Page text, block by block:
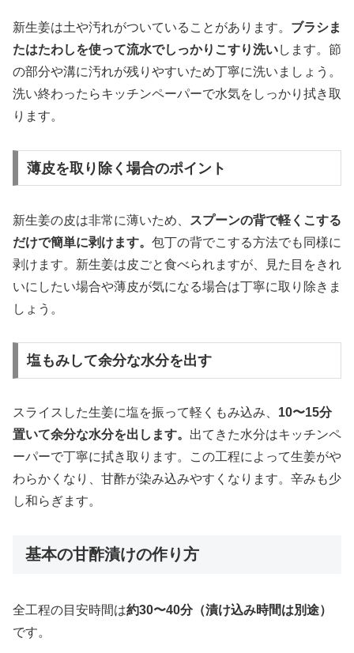
新生姜は土や汚れがついていることがあります。 ブラシま
たはたわしを使って流水でしっかりこすり洗いします。節
の部分や溝に汚れが残りやすいため丁寧に洗いましょう。
洗い終わったらキッチンペーパーで水気をしっかり拭き取
ります。
薄皮を取り除く場合のポイント
新生姜の皮は非常に薄いため、
スプーンの背で軽くこする
だけで簡単に剥けます。 包丁の背でこする方法でも同様に
剥けます。新生姜は皮ごと食べられますが、見た目をきれ
いにしたい場合や薄皮が気になる場合は丁寧に取り除きま
しょう。
塩もみして余分な水分を出す
スライスした生姜に塩を振って軽くもみ込み、 10〜15分
置いて余分な水分を出します。 出てきた水分はキッチンペ
ーパーで丁寧に拭き取ります。この工程によって生姜がや
わらかくなり、甘酢が染み込みやすくなります。辛みも少
し和らぎます。
基本の甘酢漬けの作り方
全工程の目安時間は約30〜40分（漬け込み時間は別途）
です。